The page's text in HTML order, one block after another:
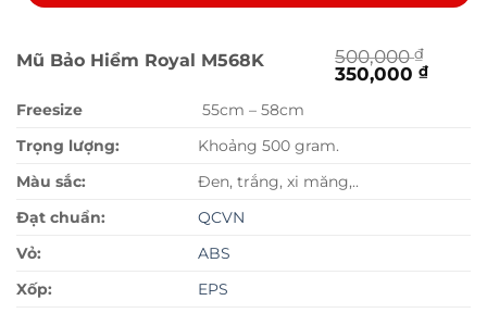
Mũ Bảo Hiểm Royal M568K 500,000₫
Giá
350,000₫Giá
Freesize
55cm – 58cm
Trọng lượng:
Khoảng 500 gram.
Màu sắc:
Đen, trắng, xi măng,..
Đạt chuẩn:
QCVN
Vỏ:
ABS
Xốp:
EPS